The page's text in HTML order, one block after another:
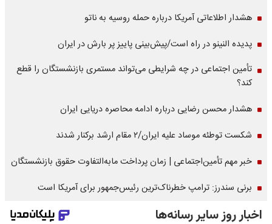
هشدار اطلاعاتی آمریکا درباره حمله روسیه به ناتو
پدیده النینو در راه است/پیش‌بینی پاییز پر بارش در ایران
تأمین اجتماعی در چه شرایطی می‌تواند مستمری بازنشستگان را قطع
کند؟
هشدار محسن رضایی درباره ادامه محاصره دریایی ایران
شکست توطئه موساد علیه ایران/۲ مقام‌ ارشد برکنار شدند
خبر مهم تأمین‌اجتماعی | زمان پرداخت مابه‌التفاوت حقوق بازنشستگان
برنی سندرز: ترامپ خطرناک‌ترین رئیس‌جمهور برای آمریکا است